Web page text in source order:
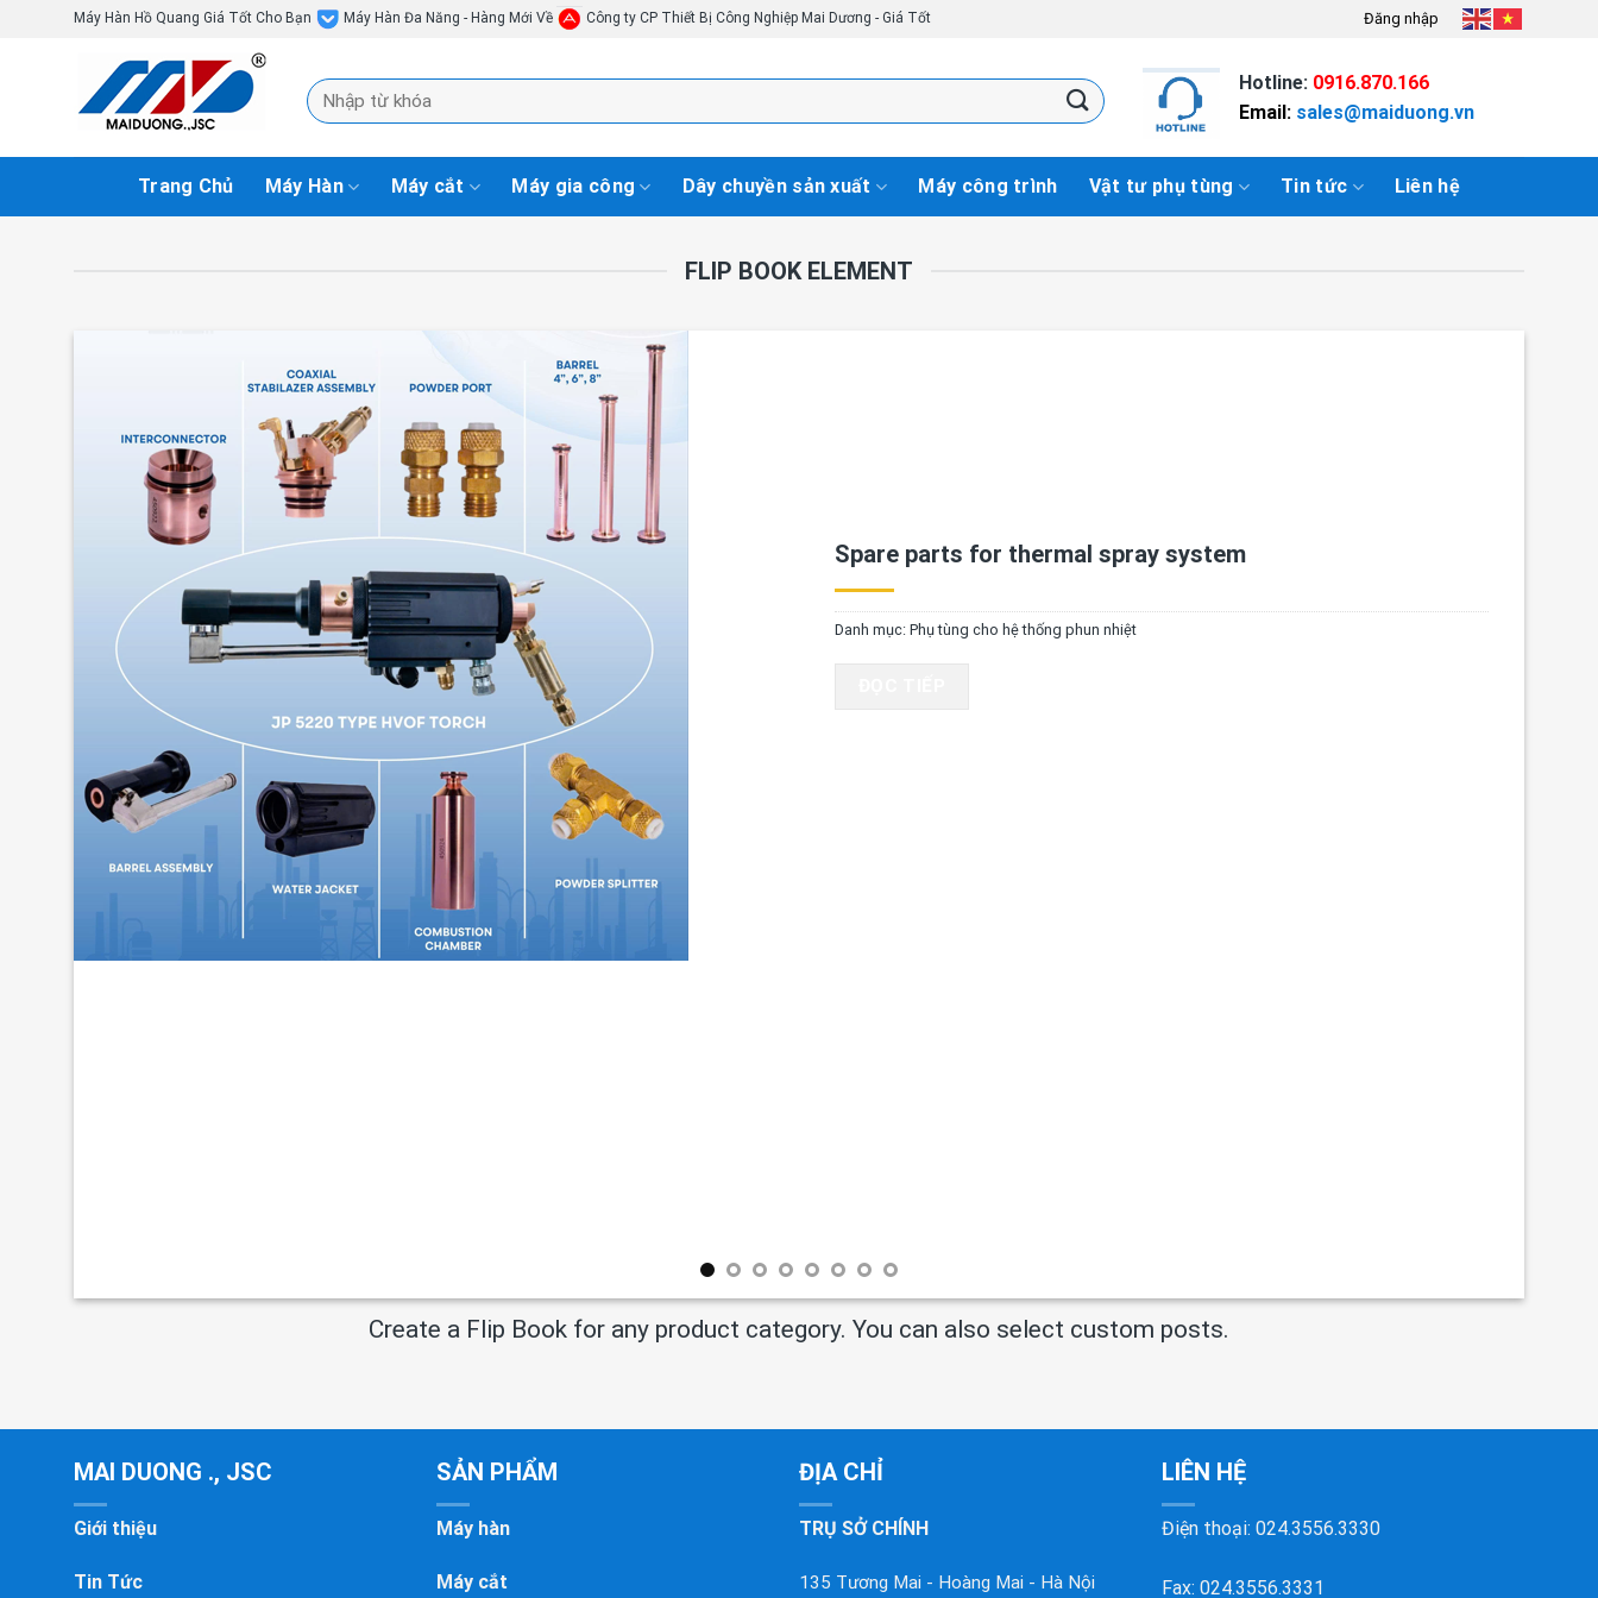
Máy Hàn Hồ Quang Giá Tốt Cho Bạn Máy Hàn Đa Năng - Hàng Mới Về Công ty CP Thiết Bị Công Nghiệp Mai Dương - Giá Tốt Đăng nhập
Tìm
kiếm:
Hotline: 0916.870.166
Email: sales@maiduong.vn
Trang Chủ Máy Hàn Máy cắt Máy gia công Dây chuyền sản xuất Máy công trình Vật tư phụ tùng Tin tức Liên hệ
FLIP BOOK ELEMENT
Spare parts for thermal spray system
Danh mục: Phụ tùng cho hệ thống phun nhiệt
Create a Flip Book for any product category. You can also select custom posts.
MAI DUONG ., JSC
Giới thiệu
Tin Tức
SẢN PHẨM
Máy hàn
Máy cắt
ĐỊA CHỈ
TRỤ SỞ CHÍNH
135 Tương Mai - Hoàng Mai - Hà Nội
LIÊN HỆ
Điện thoại: 024.3556.3330
Fax: 024.3556.3331